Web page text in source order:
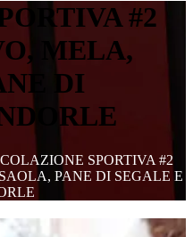
#2
MELA,
DI
COLAZIONE SPORTIVA #2
PANE DI SEGALE E